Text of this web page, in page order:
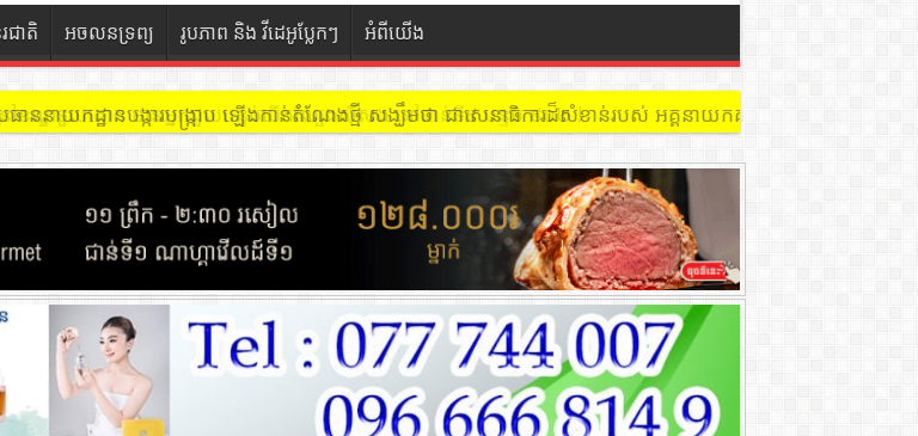
ជាតិ អចលនទ្រព្យ រូបភាព និង វីដេអូប្លែកៗ អំពីយើង
នៅខណ្ឌទួលគោក មានអ្នកជួលបន្ទប់បើកល្បែងសុីសង នៅជាន់ទី៩ បន្ទប់ ៩០២ !